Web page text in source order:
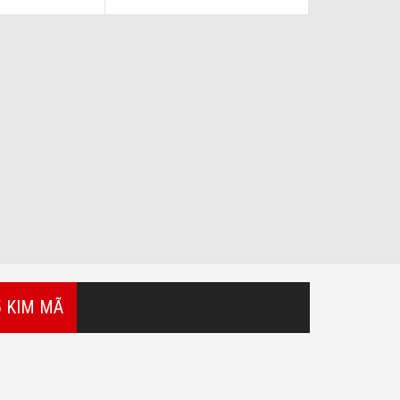
KIM MÃ